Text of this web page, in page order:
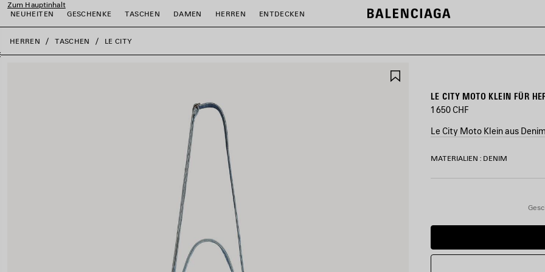
Zum Hauptinhalt
NEUHEITEN
GESCHENKE TASCHEN DAMEN HERREN ENTDECKEN
close the banner
HERREN TASCHEN LE CITY
LE CITY MOTO KLEIN FÜR
1 650 CHF
Le City Moto Klein aus
FARBEN
MATERIALIEN : DENIM